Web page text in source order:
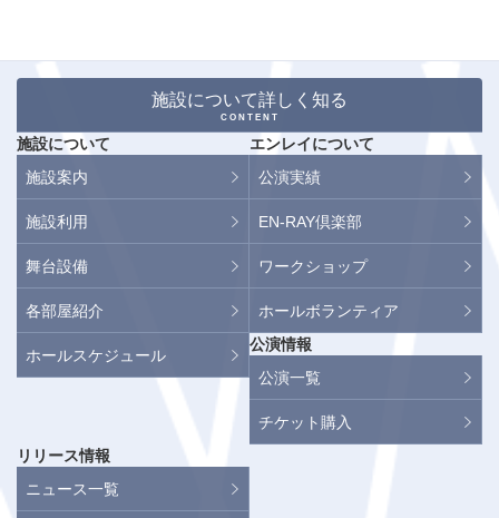
施設について詳しく知る
CONTENT
施設について
施設案内
施設利用
舞台設備
各部屋紹介
ホールスケジュール
エンレイについて
公演実績
EN-RAY倶楽部
ワークショップ
ホールボランティア
公演情報
公演一覧
チケット購入
リリース情報
ニュース一覧